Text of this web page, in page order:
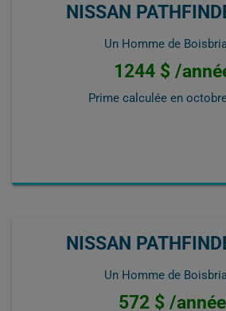
NISSAN
Un Homme de
1244 $ /
Prime calculée en
NISSAN
Un Homme de
572 $ /année